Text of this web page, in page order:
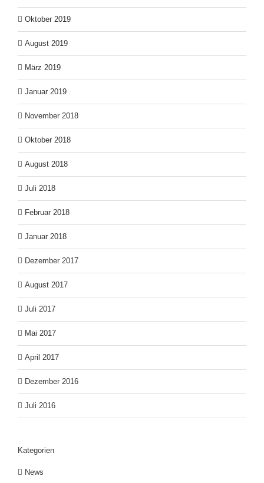
Oktober 2019
August 2019
März 2019
Januar 2019
November 2018
Oktober 2018
August 2018
Juli 2018
Februar 2018
Januar 2018
Dezember 2017
August 2017
Juli 2017
Mai 2017
April 2017
Dezember 2016
Juli 2016
Kategorien
News